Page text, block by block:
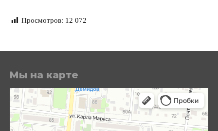
Просмотров: 12 072
Мы на карте